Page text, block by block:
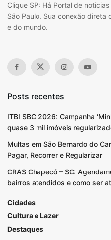
Clique SP: Há Portal de
São Paulo. Sua conexão direta
e do mundo.
Posts recentes
ITBI SBC 2026: Campanha
quase 3 mil imóveis
Multas em São Bernardo do
Pagar, Recorrer e Regularizar
CRAS Chapecó – SC:
bairros atendidos e como ser
Cidades
Cultura e Lazer
Destaques